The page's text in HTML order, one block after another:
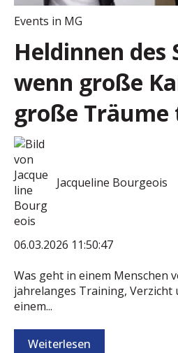
Events in MG
Heldinnen des
wenn große
große
Jacqueline Bourgeois
06.03.2026 11:50:47
Was geht in einem Menschen
jahrelanges Training, Verzicht
einem...
Weiterlesen